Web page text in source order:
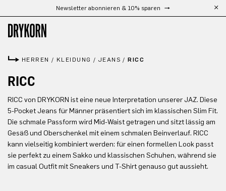
Zum Hauptinhalt springenNewsletter abonnieren & 10% sparen
HERREN / KLEIDUNG / JEANS /RICC
RICC
RICC von DRYKORN ist eine neue Interpretation unserer JAZ. Diese
5-Pocket Jeans für Männer präsentiert sich im klassischen Slim Fit.
Die schmale Passform wird Mid-Waist getragen und sitzt lässig am
Gesäß und Oberschenkel mit einem schmalen Beinverlauf. RICC
kann vielseitig kombiniert werden: für einen formellen Look passt
sie perfekt zu einem Sakko und klassischen Schuhen, während sie
im casual Outfit mit Sneakers und T-Shirt genauso gut aussieht.